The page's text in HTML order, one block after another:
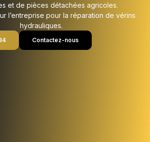
et de pièces détachées agricoles.
l’entreprise pour la réparation de vérins
hydrauliques.
Contactez-nous